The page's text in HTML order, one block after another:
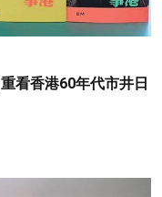
看香港60年代市井日